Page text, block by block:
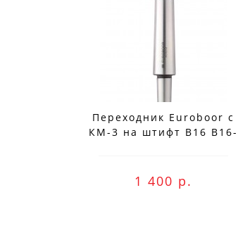
Переходник Euroboor с
КМ-3 на штифт B16 B16-
1 400 р.